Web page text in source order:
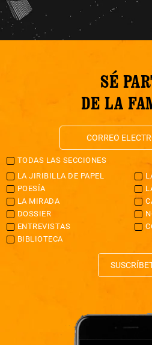
SÉ
DE LA
TODAS LAS SECCIONES
LA JIRIBILLA DE PAPEL
POESÍA
LA MIRADA
DOSSIER
ENTREVISTAS
BIBLIOTECA